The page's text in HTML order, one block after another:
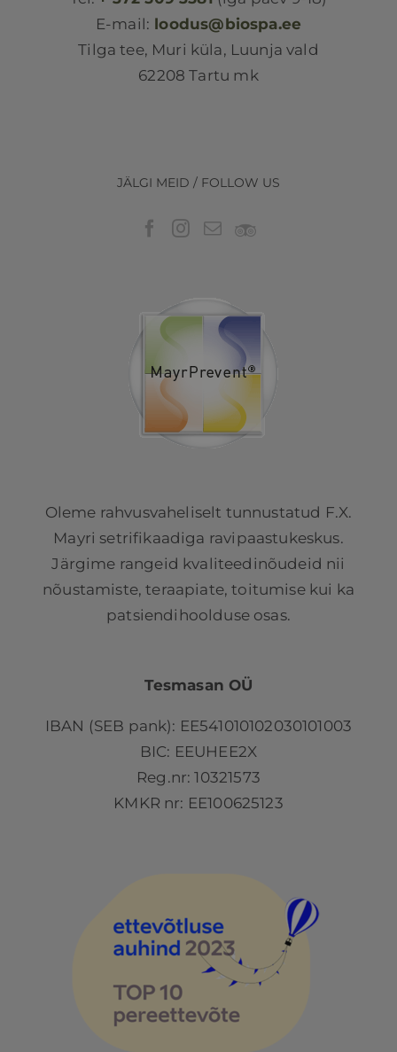
E-mail: loodus@biospa.ee
Tilga tee, Muri küla, Luunja vald
62208 Tartu mk
JÄLGI MEID / FOLLOW US
Oleme rahvusvaheliselt tunnustatud F.X.
Mayri setrifikaadiga ravipaastukeskus.
Järgime rangeid kvaliteedinõudeid nii
nõustamiste, teraapiate, toitumise kui ka
patsiendihoolduse osas.
Tesmasan OÜ
IBAN (SEB pank): EE541010102030101003
BIC: EEUHEE2X
Reg.nr: 10321573
KMKR nr: EE100625123